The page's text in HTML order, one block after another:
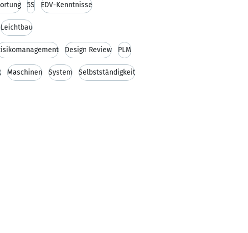
5S EDV-Kenntnisse
Leichtbau
Design Review PLM
Maschinen System Selbstständigkeit